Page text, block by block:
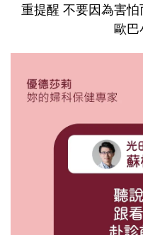
重提醒 不要因為害
歐巴